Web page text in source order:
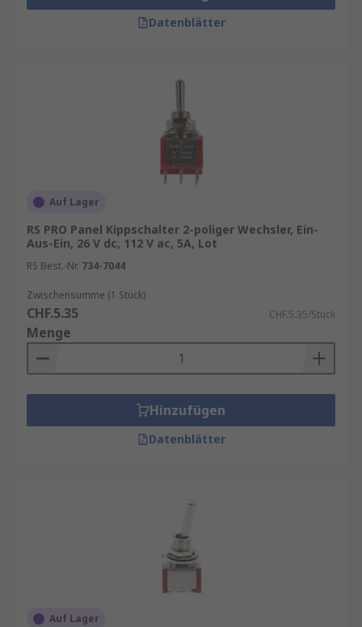
Datenblätter
Auf Lager
RS PRO Panel Kippschalter 2-poliger Wechsler, Ein-
Aus-Ein, 26 V dc, 112 V ac, 5A, Lot
RS Best.-Nr. 734-7044
Zwischensumme (1 Stück)
CHF.5.35 CHF.5.35/Stück
Menge
Hinzufügen
Datenblätter
Auf Lager